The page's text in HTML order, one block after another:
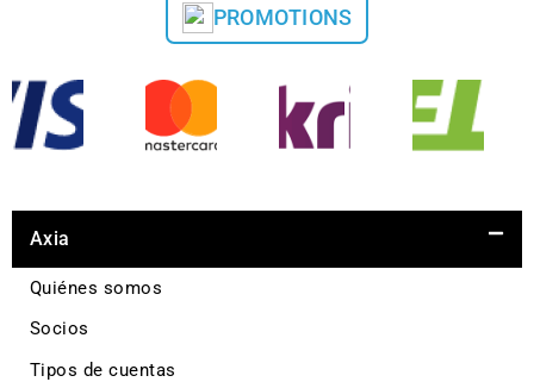
PROMOTIONS
Axia
Quiénes somos
Socios
Tipos de cuentas